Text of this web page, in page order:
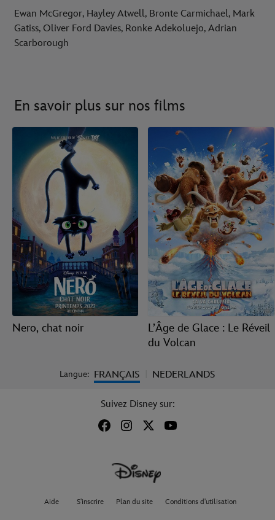
Ewan McGregor, Hayley Atwell, Bronte Carmichael, Mark
Gatiss, Oliver Ford Davies, Ronke Adekoluejo, Adrian
Scarborough
En savoir plus sur nos films
Nero, chat noir
L’Âge de Glace : Le Réveil
du Volcan
Langue: FRANÇAIS NEDERLANDS
Suivez Disney sur:
Aide S'inscrire Plan du site Conditions d'utilisation